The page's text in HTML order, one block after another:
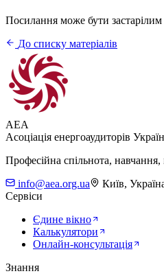
Посилання може бути
До списку матеріалів
AEA
Асоціація енергоаудиторів
Професійна спільнота,
info@aea.org.ua
Київ,
Сервіси
Єдине вікно
Калькулятори
Онлайн-консультація
Знання